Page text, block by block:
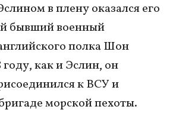
в плену оказался его
бывший военный
полка Шон
как и Эслин, он
к ВСУ и
морской пехоты.